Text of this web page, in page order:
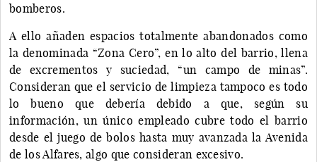
bomberos.
A ello añaden espacios totalmente abandonados como
la denominada “Zona Cero”, en lo alto del barrio, llena
de excrementos y suciedad, “un campo de minas”.
Consideran que el servicio de limpieza tampoco es todo
lo bueno que debería debido a que, según su
información, un único empleado cubre todo el barrio
desde el juego de bolos hasta muy avanzada la Avenida
de los Alfares, algo que consideran excesivo.